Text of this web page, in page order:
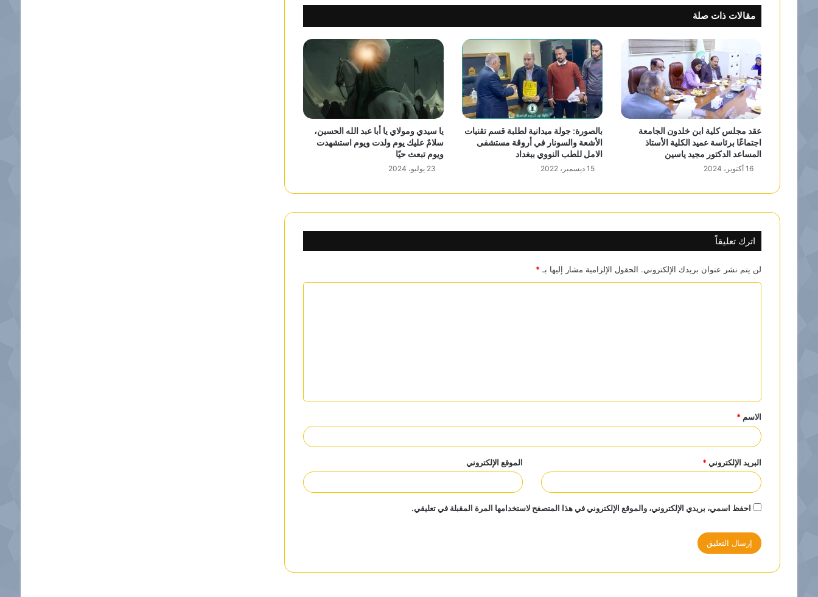
مقالات ذات صلة
عقد مجلس كلية ابن خلدون الجامعة
اجتماعًا برئاسة عميد الكلية الأستاذ
المساعد الدكتور مجيد ياسين
16 أكتوبر، 2024
بالصورة: جولة ميدانية لطلبة قسم تقنيات
الأشعة والسونار في أروقة مستشفى
الامل للطب النووي ببغداد
15 ديسمبر، 2022
يا سيدي ومولاي يا أبا عبد الله الحسين،
سلامٌ عليك يوم ولدت ويوم استشهدت
ويوم تبعث حيًا
23 يوليو، 2024
اترك تعليقاً
لن يتم نشر عنوان بريدك الإلكتروني. الحقول الإلزامية مشار إليها بـ *
ق
*
الاسم *
البريد الإلكتروني* الموقع الإلكتروني
احفظ اسمي، بريدي الإلكتروني، والموقع الإلكتروني في هذا المتصفح لاستخدامها المرة المقبلة في تعليقي.